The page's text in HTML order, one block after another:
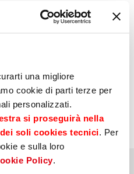
una migliore
cookie di parti terze per
personalizzati.
si proseguirà nella
soli cookies tecnici. Per
e sulla loro
Policy.
Termin bis 18:30 (Fr